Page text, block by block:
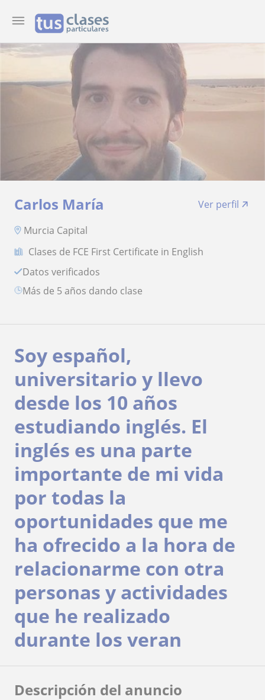
Carlos María
Ver perfil
Murcia Capital
Clases de FCE First Certificate in English
Datos verificados
más de 5 años dando clase
Soy español,
universitario y llevo
desde los 10 años
estudiando inglés. El
inglés es una parte
importante de mi vida
por todas la
oportunidades que me
ha ofrecido a la hora de
relacionarme con otra
personas y actividades
que he realizado
durante los veran
Descripción del anuncio